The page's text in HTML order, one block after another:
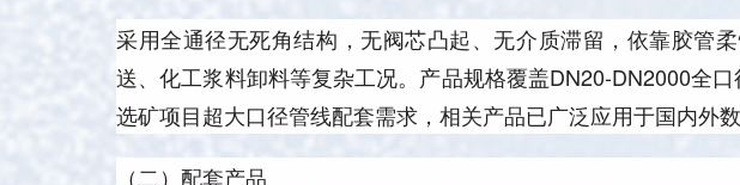
采用全通径无死角结构，无阀芯凸起、无介质滞留，依靠胶管
送、化工浆料卸料等复杂工况。产品规格覆盖DN20-DN2000全
选矿项目超大口径管线配套需求，相关产品已广泛应用于国内外
（二）配套产品